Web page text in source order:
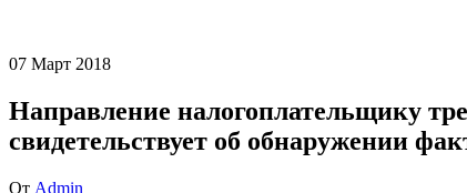
07 Март 2018
Направление налогоплательщику
свидетельствует об обнаружении
От Admin